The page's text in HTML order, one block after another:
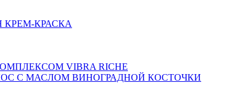
КРЕМ-КРАСКА
VIBRA RICHE
С МАСЛОМ ВИНОГРАДНОЙ КОСТОЧКИ